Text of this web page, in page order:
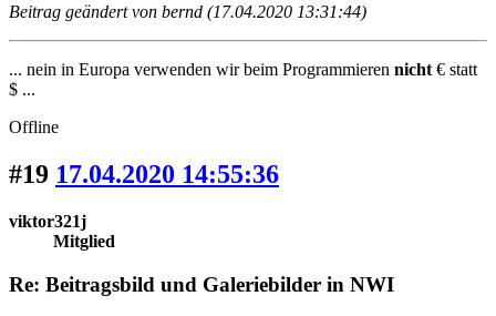
Beitrag geändert von bernd (17.04.2020 13:31:44)
... nein in Europa verwenden wir beim Programmieren nicht € statt
$ ...
Offline
#19 17.04.2020 14:55:36
viktor321j
Mitglied
Re: Beitragsbild und Galeriebilder in NWI